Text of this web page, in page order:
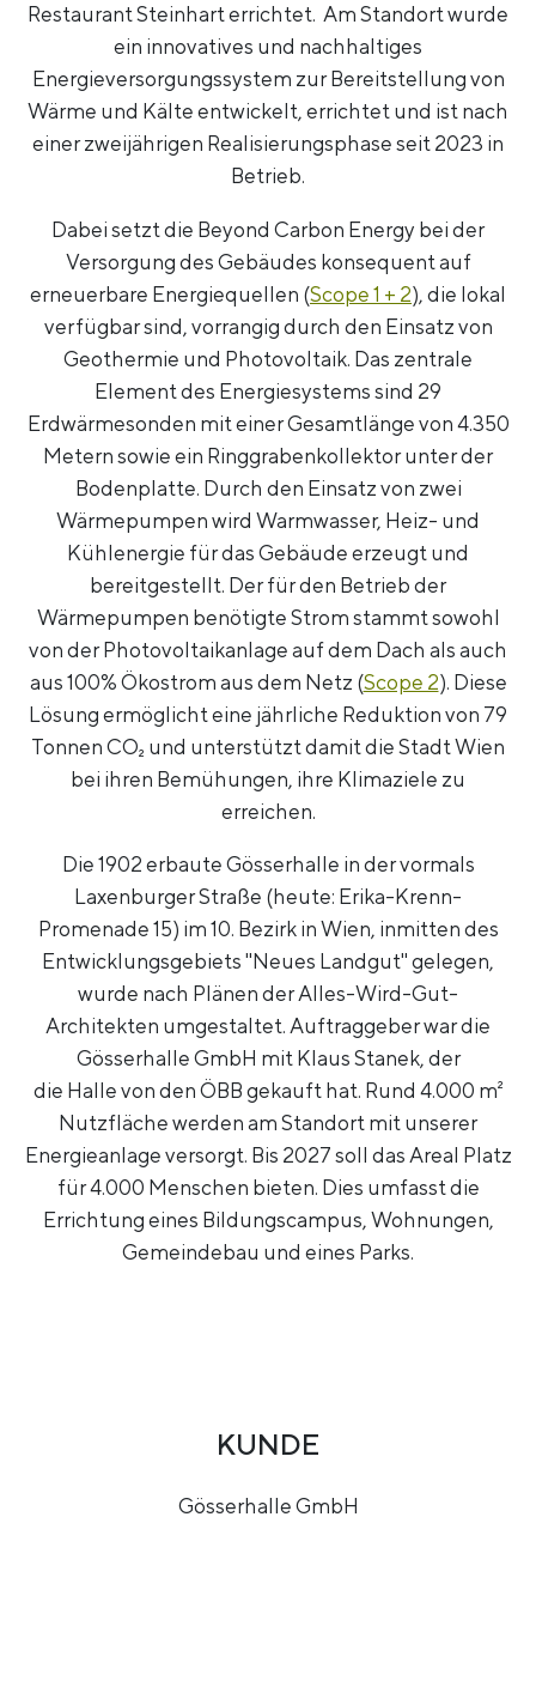
Restaurant Steinhart errichtet. Am Standort wurde
ein innovatives und nachhaltiges
Energieversorgungssystem zur Bereitstellung von
Wärme und Kälte entwickelt, errichtet und ist nach
einer zweijährigen Realisierungsphase seit 2023 in
Betrieb.
Dabei setzt die Beyond Carbon Energy bei der
Versorgung des Gebäudes konsequent auf
erneuerbare Energiequellen (Scope 1 + 2), die lokal
verfügbar sind, vorrangig durch den Einsatz von
Geothermie und Photovoltaik. Das zentrale
Element des Energiesystems sind 29
Erdwärmesonden mit einer Gesamtlänge von 4.350
Metern sowie ein Ringgrabenkollektor unter der
Bodenplatte. Durch den Einsatz von zwei
Wärmepumpen wird Warmwasser, Heiz- und
Kühlenergie für das Gebäude erzeugt und
bereitgestellt. Der für den Betrieb der
Wärmepumpen benötigte Strom stammt sowohl
von der Photovoltaikanlage auf dem Dach als auch
aus 100% Ökostrom aus dem Netz (Scope 2). Diese
Lösung ermöglicht eine jährliche Reduktion von 79
Tonnen CO₂ und unterstützt damit die Stadt Wien
bei ihren Bemühungen, ihre Klimaziele zu
erreichen.
Die 1902 erbaute Gösserhalle in der vormals
Laxenburger Straße (heute: Erika-Krenn-
Promenade 15) im 10. Bezirk in Wien, inmitten des
Entwicklungsgebiets "Neues Landgut" gelegen,
wurde nach Plänen der Alles-Wird-Gut-
Architekten umgestaltet. Auftraggeber war die
Gösserhalle GmbH mit Klaus Stanek, der
die Halle von den ÖBB gekauft hat. Rund 4.000 m²
Nutzfläche werden am Standort mit unserer
Energieanlage versorgt. Bis 2027 soll das Areal Platz
für 4.000 Menschen bieten. Dies umfasst die
Errichtung eines Bildungscampus, Wohnungen,
Gemeindebau und eines Parks.
KUNDE
Gösserhalle GmbH